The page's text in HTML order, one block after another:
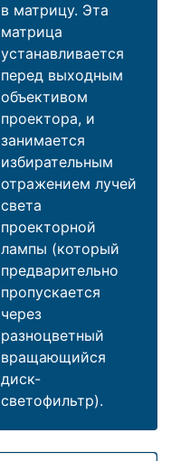
в матрицу. Эта
матрица
устанавливается
перед выходным
объективом
проектора, и
занимается
избирательным
отражением лучей
света
проекторной
лампы (который
предварительно
пропускается
через
разноцветный
вращающийся
диск-
светофильтр).